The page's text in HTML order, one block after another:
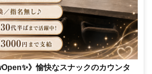
》愉快なスナックのカウンタ